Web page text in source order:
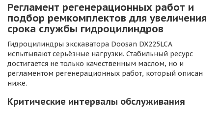
Регламент регенерационных работ и
подбор ремкомплектов для увеличения
срока службы гидроцилиндров
Гидроцилиндры экскаватора Doosan DX225LCA
испытывают серьёзные нагрузки. Стабильный ресурс
достигается не только качественным маслом, но и
регламентом регенерационных работ, который описан
ниже.
Критические интервалы обслуживания